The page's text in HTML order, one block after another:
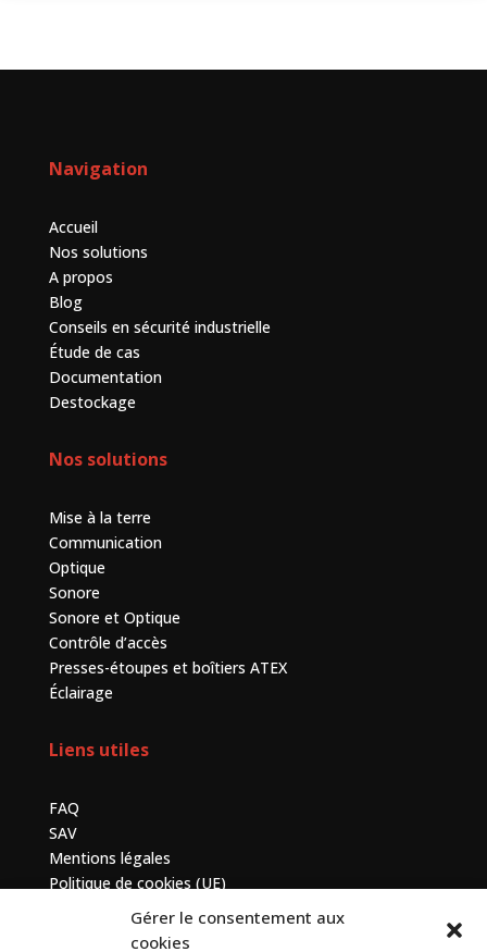
Gérer le consentement aux
cookies
Navigation
Accueil
Nos solutions
A propos
Blog
Conseils en sécurité industrielle
Étude de cas
Documentation
Destockage
Nos solutions
Mise à la terre
Communication
Optique
Sonore
Sonore et Optique
Contrôle d’accès
Presses-étoupes et boîtiers ATEX
Éclairage
Liens utiles
FAQ
SAV
Mentions légales
Politique de cookies (UE)
Contactez-nous